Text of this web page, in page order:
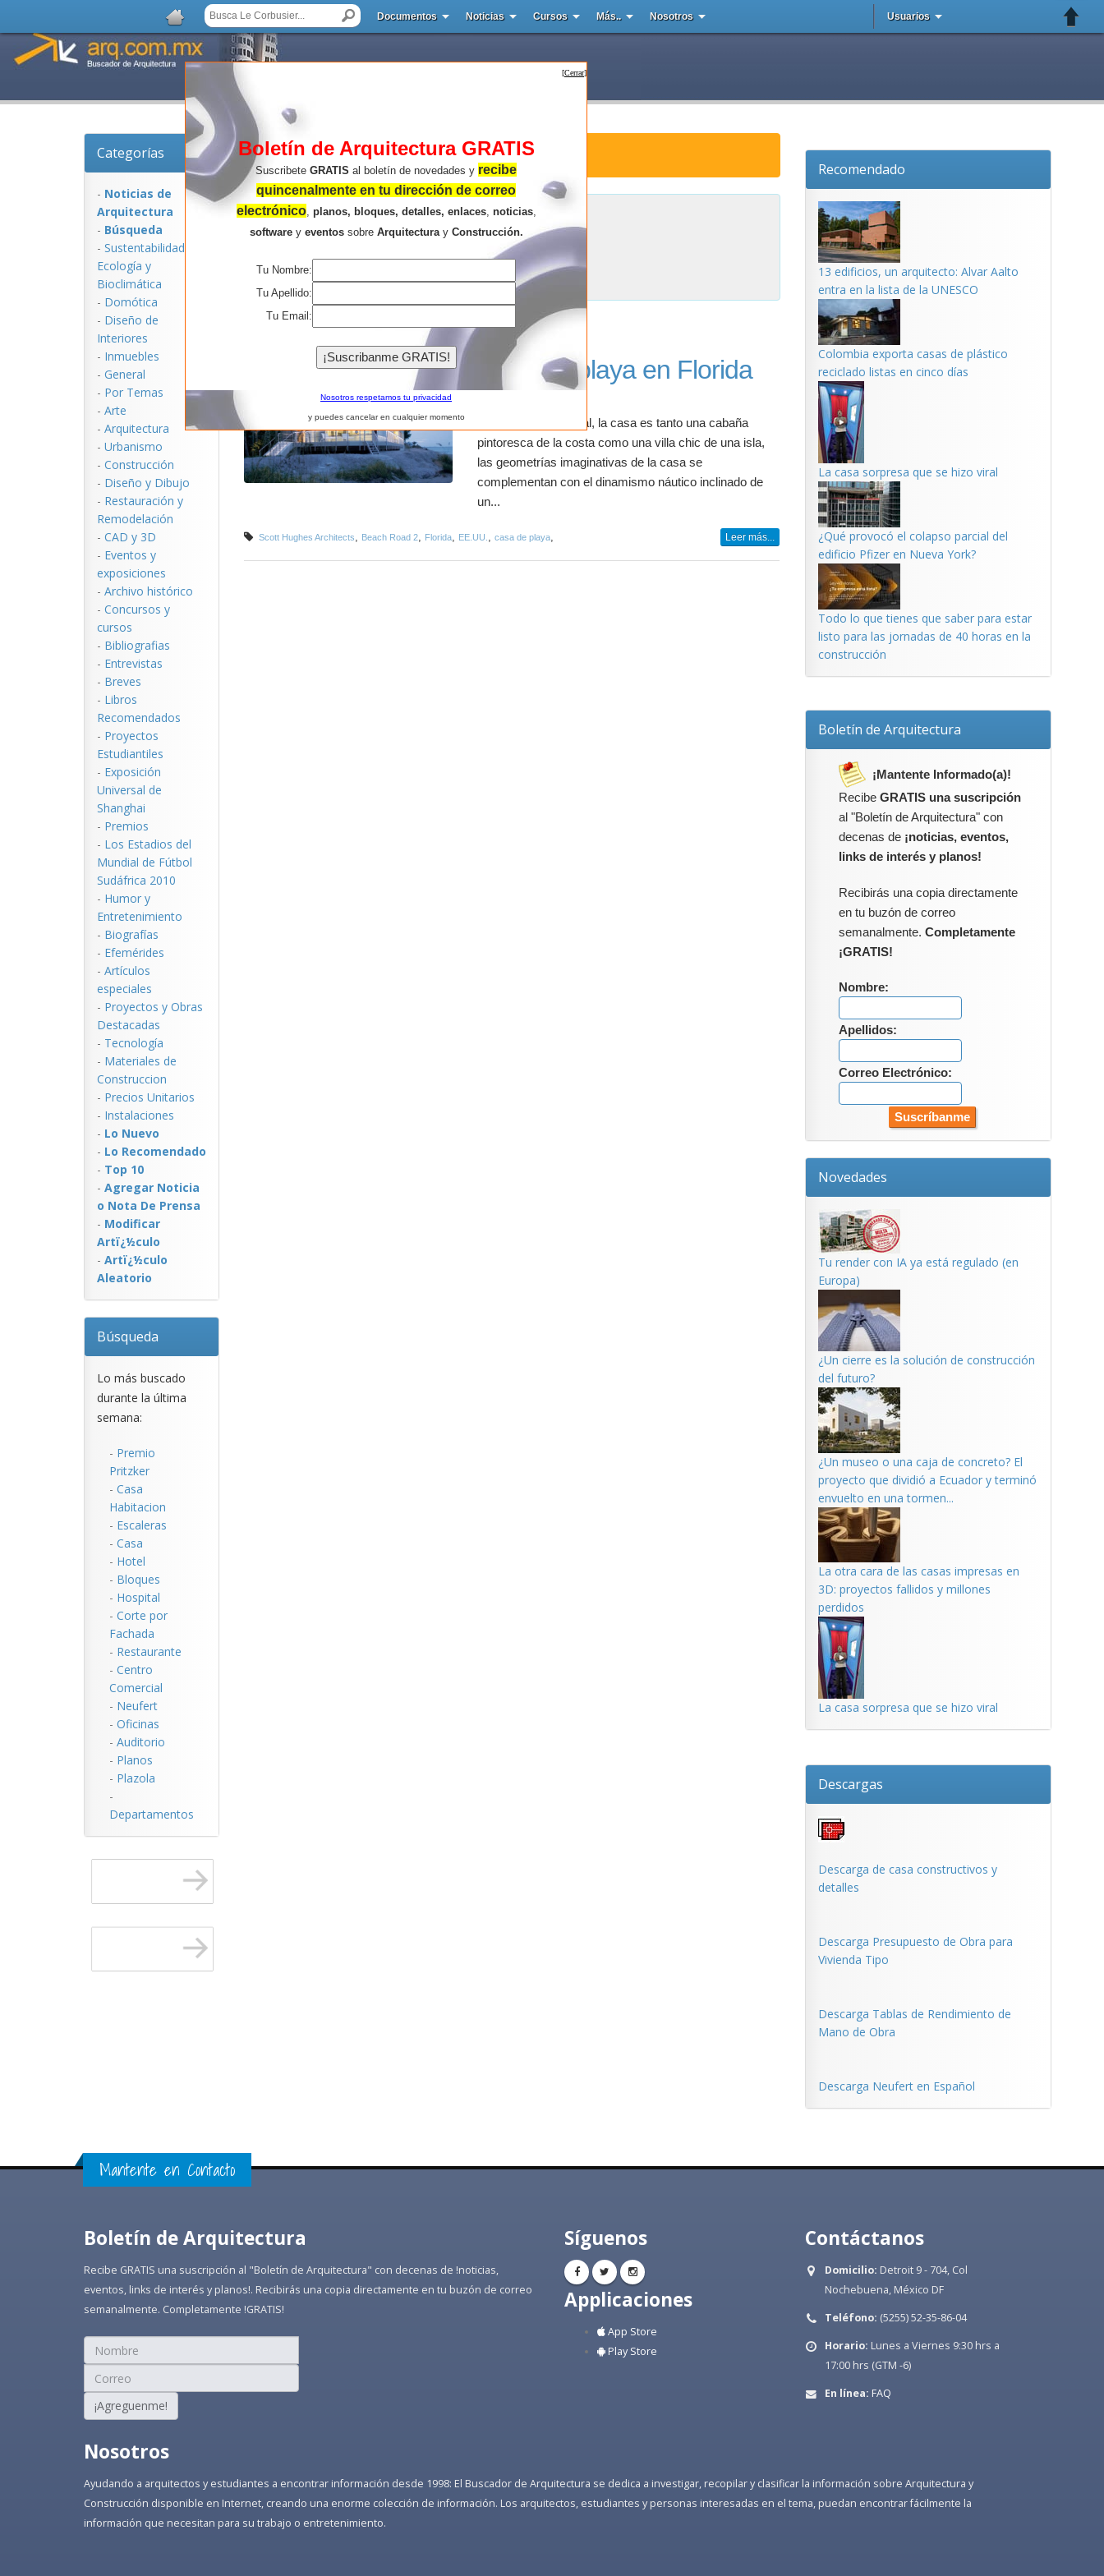
Documentos Noticias Cursos Más.. Nosotros Usuarios
Categorías
- Noticias de
Arquitectura
- Búsqueda
- Sustentabilidad,
Ecologí­a y
Bioclimática
- Domótica
- Diseño de
Interiores
- Inmuebles
- General
- Por Temas
- Arte
- Arquitectura
- Urbanismo
- Construcción
- Diseño y Dibujo
- Restauración y
Remodelación
- CAD y 3D
- Eventos y
exposiciones
- Archivo histórico
- Concursos y
cursos
- Bibliografias
- Entrevistas
- Breves
- Libros
Recomendados
- Proyectos
Estudiantiles
- Exposición
Universal de
Shanghai
- Premios
- Los Estadios del
Mundial de Fútbol
Sudáfrica 2010
- Humor y
Entretenimiento
- Biografías
- Efemérides
- Artículos
especiales
- Proyectos y Obras
Destacadas
- Tecnología
- Materiales de
Construccion
- Precios Unitarios
- Instalaciones
- Lo Nuevo
- Lo Recomendado
- Top 10
- Agregar Noticia
o Nota De Prensa
- Modificar
Artï¿½culo
- Artï¿½culo
Aleatorio
Búsqueda
Lo más buscado
durante la última
semana:
- Premio
Pritzker
- Casa
Habitacion
- Escaleras
- Casa
- Hotel
- Bloques
- Hospital
- Corte por
Fachada
- Restaurante
- Centro
Comercial
- Neufert
- Oficinas
- Auditorio
- Planos
- Plazola
-
Departamentos
Noticias de Arquitectura : Beach Road 2
Beach Road 2
Resultados de la búsqueda .
Casa de playa en Florida
Moderna y atemporal, la casa es tanto una cabaña
pintoresca de la costa como una villa chic de una isla,
las geometrías imaginativas de la casa se
complementan con el dinamismo náutico inclinado de
un...
Scott Hughes Architects, Beach Road 2, Florida, EE.UU. , casa de playa, Leer más...
Recomendado
13 edificios, un arquitecto: Alvar Aalto
entra en la lista de la UNESCO
Colombia exporta casas de plástico
reciclado listas en cinco días
La casa sorpresa que se hizo viral
¿Qué provocó el colapso parcial del
edificio Pfizer en Nueva York?
Todo lo que tienes que saber para estar
listo para las jornadas de 40 horas en la
construcción
Boletín de Arquitectura
¡Mantente Informado(a)!
Recibe GRATIS una suscripción
al "Boletín de Arquitectura" con
decenas de ¡noticias, eventos,
links de interés y planos!
Recibirás una copia directamente
en tu buzón de correo
semanalmente. Completamente
¡GRATIS!
Nombre:
Apellidos:
Correo Electrónico:
Novedades
Tu render con IA ya está regulado (en
Europa)
¿Un cierre es la solución de construcción
del futuro?
¿Un museo o una caja de concreto? El
proyecto que dividió a Ecuador y terminó
envuelto en una tormen...
La otra cara de las casas impresas en
3D: proyectos fallidos y millones
perdidos
La casa sorpresa que se hizo viral
Descargas
Descarga de casa constructivos y
detalles
Descarga Presupuesto de Obra para
Vivienda Tipo
Descarga Tablas de Rendimiento de
Mano de Obra
Descarga Neufert en Español
Mantente en Contacto
Boletín de Arquitectura
Recibe GRATIS una suscripción al "Boletín de Arquitectura" con decenas de !noticias,
eventos, links de interés y planos!. Recibirás una copia directamente en tu buzón de correo
semanalmente. Completamente !GRATIS!
¡Agreguenme!
Síguenos
Applicaciones
App Store
Play Store
Contáctanos
Domicilio: Detroit 9 - 704, Col
Nochebuena, México DF
Teléfono: (5255) 52-35-86-04
Horario: Lunes a Viernes 9:30 hrs a
17:00 hrs (GTM -6)
En línea: FAQ
Nosotros
Ayudando a arquitectos y estudiantes a encontrar información desde 1998: El Buscador de Arquitectura se dedica a investigar, recopilar y clasificar la información sobre Arquitectura y
Construcción disponible en Internet, creando una enorme colección de información. Los arquitectos, estudiantes y personas interesadas en el tema, puedan encontrar fácilmente la
información que necesitan para su trabajo o entretenimiento.
[Cerrar]
Boletín de Arquitectura GRATIS
Suscribete GRATIS al boletín de novedades y recibe
quincenalmente en tu dirección de correo
electrónico, planos, bloques, detalles, enlaces, noticias,
softwarey eventossobre Arquitecturay Construcción.
Tu Nombre:
Tu Apellido:
Tu Email:
Nosotros respetamos tu privacidad
y puedes cancelar en cualquier momento